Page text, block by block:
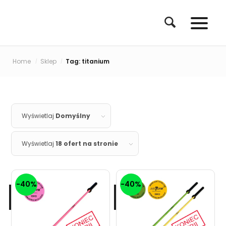
Home / Sklep / Tag: titanium
Wyświetlaj Domyślny
Wyświetlaj18 ofert na stronie
-40% -40%